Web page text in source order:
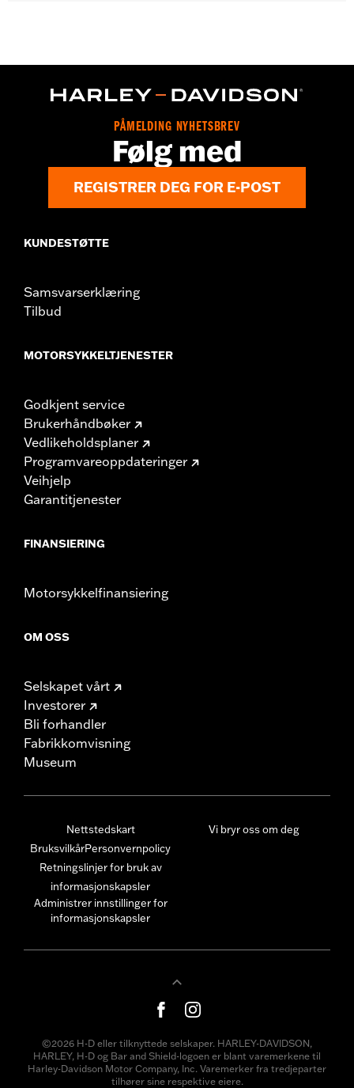
Origin:Imported
Dimension Description:SHAFT HEIGHT: 5.25” / HEEL HEIGHT:
PÅMELDING NYHETSBREV
Følg med
REGISTRER DEG FOR E-POST
KUNDESTØTTE
Samsvarserklæring
Tilbud
MOTORSYKKELTJENESTER
Godkjent service
Brukerhåndbøker
Vedlikeholdsplaner
Programvareoppdateringer
Veihjelp
Garantitjenester
FINANSIERING
Motorsykkelfinansiering
OM OSS
Selskapet vårt
Investorer
Bli forhandler
Fabrikkomvisning
Museum
Nettstedskart
BruksvilkårPersonvernpolicy
Retningslinjer for bruk av
informasjonskapsler
Administrer innstillinger for
informasjonskapsler
Vi bryr oss om deg
©2026 H-D eller tilknyttede selskaper. HARLEY-DAVIDSON,
HARLEY, H-D og Bar and Shield-logoen er blant varemerkene til
Harley-Davidson Motor Company, Inc. Varemerker fra tredjeparter
tilhører sine respektive eiere.